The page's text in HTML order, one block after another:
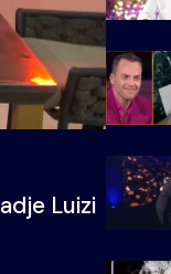
Luizi